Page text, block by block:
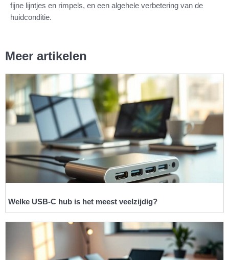
fijne lijntjes en rimpels, en een algehele verbetering van de
huidconditie.
Meer artikelen
Welke USB-C hub is het meest veelzijdig?